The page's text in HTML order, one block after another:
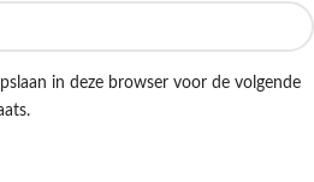
in deze browser voor de volgende